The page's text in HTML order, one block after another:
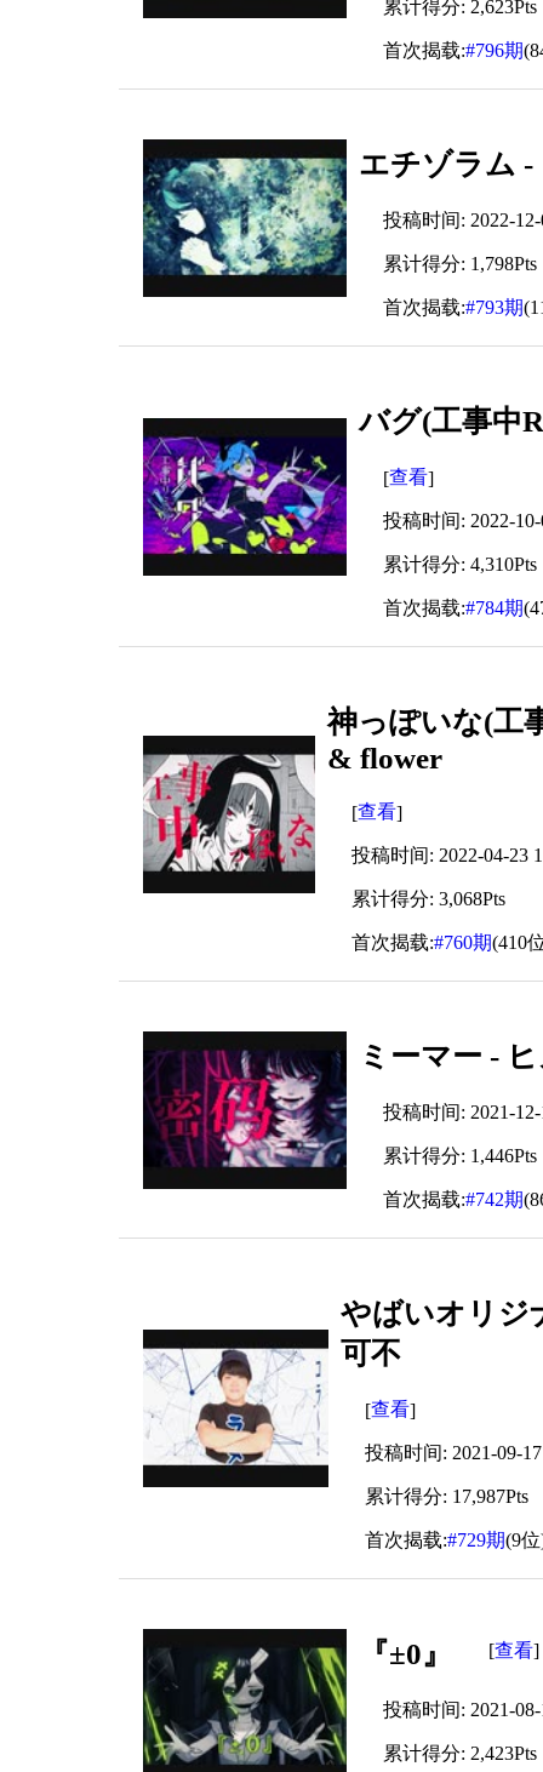
累计得分: 2,623Pts
首次揭载:#796期
エチゾラム
投稿时间: 2022-12-
累计得分: 1,798Pts
首次揭载:#793期
バグ(工事中
[查看]
投稿时间: 2022-10-
累计得分: 4,310Pts
首次揭载:#784期
神っぽいな(工
& flower
[查看]
投稿时间: 2022-04-23
累计得分: 3,068Pts
首次揭载:#760期(410
ミーマー -
投稿时间: 2021-12-
累计得分: 1,446Pts
首次揭载:#742期
やばいオリジ
可不
[查看]
投稿时间: 2021-09-
累计得分: 17,987Pts
首次揭载:#729期(9
『±0』 [查看]
投稿时间: 2021-08-
累计得分: 2,423Pts